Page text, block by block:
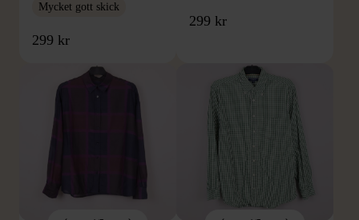
Mycket gott skick
299 kr
299 kr